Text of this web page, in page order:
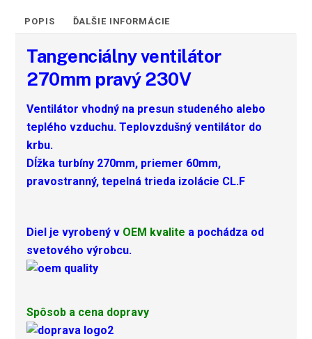
POPIS ĎALŠIE INFORMÁCIE
Tangenciálny ventilátor
270mm pravý 230V
Ventilátor vhodný na presun studeného alebo
teplého vzduchu. Teplovzdušný ventilátor do
krbu.
Dĺžka turbíny 270mm, priemer 60mm,
pravostranný, tepelná trieda izolácie CL.F
Diel je vyrobený v OEM kvalite a pochádza od
svetového výrobcu.
Spôsob a cena dopravy